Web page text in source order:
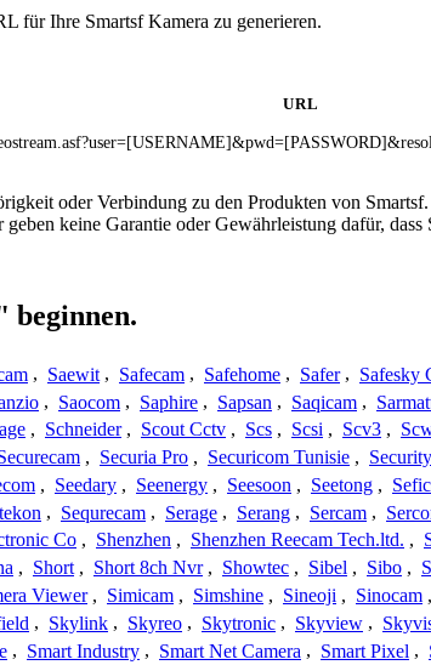
für Ihre Smartsf Kamera zu generieren.
URL
oder Verbindung zu den Produkten von
keine Garantie oder Gewährleistung dafür,
beginnen.
, Saewit , Safecam , Safehome , Safer , Safesky
, Saocom , Saphire , Sapsan , Saqicam ,
, Schneider , Scout Cctv , Scs , Scsi , Scv3 ,
, Securia Pro , Securicom Tunisie , Security
, Seedary , Seenergy , Seesoon , Seetong ,
, Sequrecam , Serage , Serang , Sercam ,
Co , Shenzhen , Shenzhen Reecam Tech.ltd. ,
, Short , Short 8ch Nvr , Showtec , Sibel , Sibo ,
Viewer , Simicam , Simshine , Sineoji , Sinocam ,
, Skylink , Skyreo , Skytronic , Skyview ,
, Smart Industry , Smart Net Camera , Smart Pixel ,